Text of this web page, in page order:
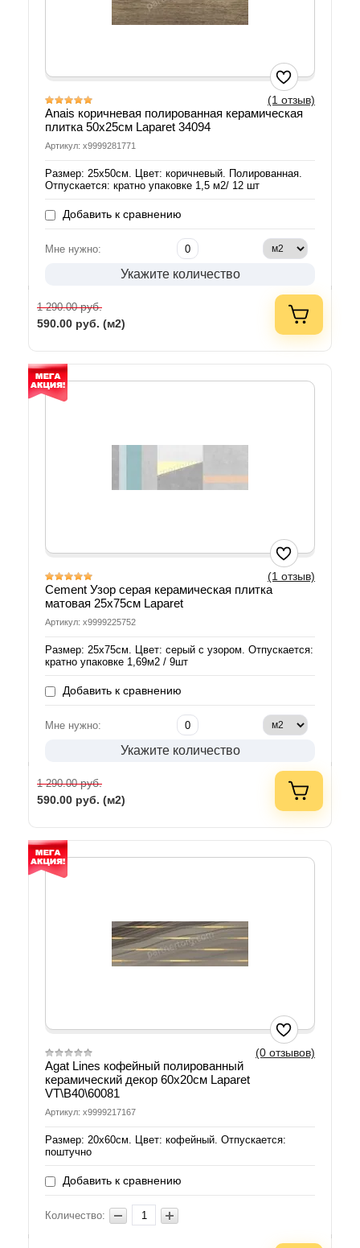
(1 отзыв)
Anais коричневая полированная керамическая
плитка 50x25см Laparet 34094
Артикул: х9999281771
Размер: 25х50см. Цвет: коричневый. Полированная.
Отпускается: кратно упаковке 1,5 м2/ 12 шт
Добавить к сравнению
Мне нужно:
Укажите количество
1 290.00руб.
590.00 руб. (м2)
(1 отзыв)
Cement Узор серая керамическая плитка
матовая 25х75см Laparet
Артикул: х9999225752
Размер: 25х75см. Цвет: серый с узором. Отпускается:
кратно упаковке 1,69м2 / 9шт
Добавить к сравнению
Мне нужно:
Укажите количество
1 290.00руб.
590.00 руб. (м2)
(0 отзывов)
Agat Lines кофейный полированный
керамический декор 60х20см Laparet
VT\B40\60081
Артикул: х9999217167
Размер: 20х60см. Цвет: кофейный. Отпускается:
поштучно
Добавить к сравнению
Количество: